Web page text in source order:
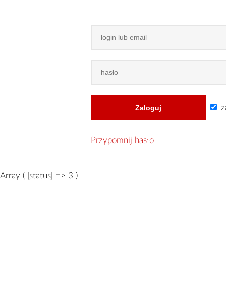
Przypomnij hasło
Array ( [status] => 3 )